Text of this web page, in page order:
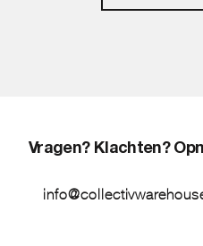
Vragen? Klachten?